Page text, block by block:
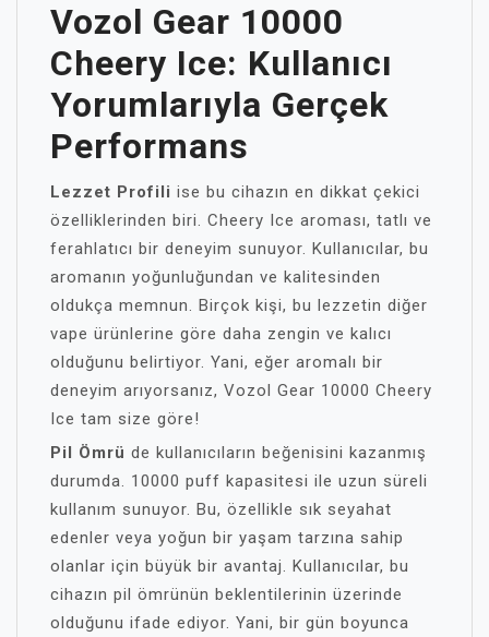
Vozol Gear 10000
Cheery Ice: Kullanıcı
Yorumlarıyla Gerçek
Performans
Lezzet Profili ise bu cihazın en dikkat çekici
özelliklerinden biri. Cheery Ice aroması, tatlı ve
ferahlatıcı bir deneyim sunuyor. Kullanıcılar, bu
aromanın yoğunluğundan ve kalitesinden
oldukça memnun. Birçok kişi, bu lezzetin diğer
vape ürünlerine göre daha zengin ve kalıcı
olduğunu belirtiyor. Yani, eğer aromalı bir
deneyim arıyorsanız, Vozol Gear 10000 Cheery
Ice tam size göre!
Pil Ömrü de kullanıcıların beğenisini kazanmış
durumda. 10000 puff kapasitesi ile uzun süreli
kullanım sunuyor. Bu, özellikle sık seyahat
edenler veya yoğun bir yaşam tarzına sahip
olanlar için büyük bir avantaj. Kullanıcılar, bu
cihazın pil ömrünün beklentilerinin üzerinde
olduğunu ifade ediyor. Yani, bir gün boyunca